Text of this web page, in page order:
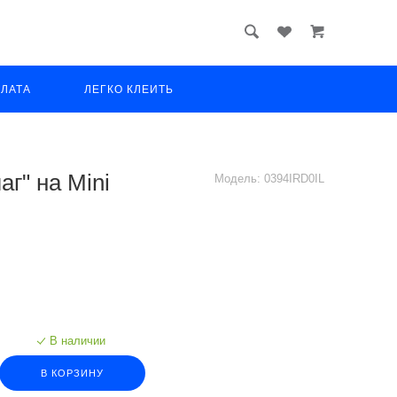
ЛЕГКО КЛЕИТЬ
Модель: 0394IRD0IL
на Mini
В наличии
В КОРЗИНУ